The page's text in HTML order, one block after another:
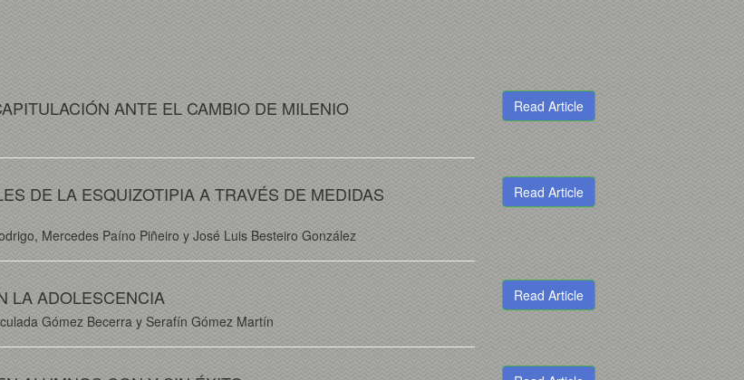
ANTE EL CAMBIO DE MILENIO Read Article
DE LA ESQUIZOTIPIA A TRAVÉS DE MEDIDAS
Mercedes Paíno Piñeiro y José Luis Besteiro González
Read Article
LA ADOLESCENCIA
Gómez Becerra y Serafín Gómez Martín
Read Article